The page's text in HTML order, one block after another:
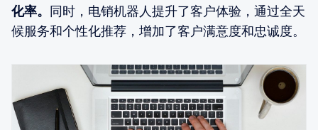
化率。
同时，电销机器人提升了客户体验，通过全天
候服务和个性化推荐，增加了客户满意度和忠诚度。